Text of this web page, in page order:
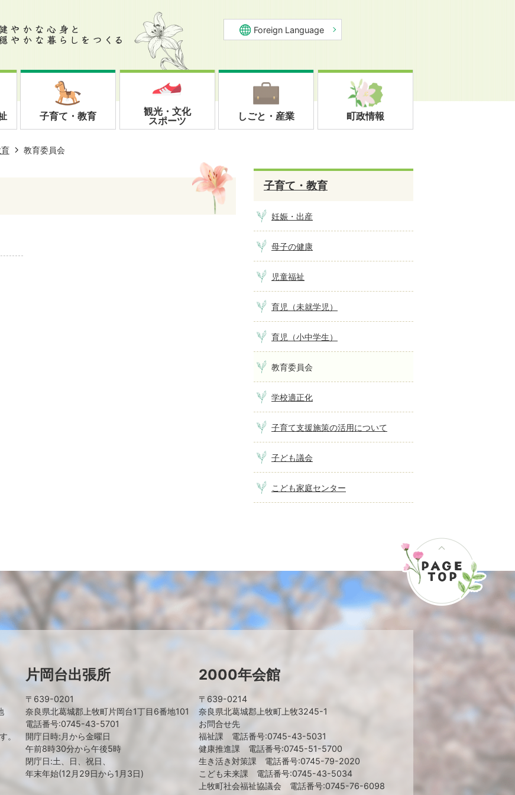
Foreign Language
子育て・教育
観光・文化
スポーツ
しごと・産業 町政情報
教育委員会
子育て・教育
妊娠・出産
母子の健康
児童福祉
育児（未就学児）
育児（小中学生）
教育委員会
学校適正化
子育て支援施策の活用について
子ども議会
こども家庭センター
。
片岡台出張所
〒639-0201
奈良県北葛城郡上牧町片岡台1丁目6番地101
電話番号:0745-43-5701
開庁日時:月から金曜日
午前8時30分から午後5時
閉庁日:土、日、祝日、
年末年始(12月29日から1月3日)
2000年会館
〒639-0214
奈良県北葛城郡上牧町上牧3245-1
お問合せ先
福祉課 電話番号:0745-43-5031
健康推進課 電話番号:0745-51-5700
生き活き対策課 電話番号:0745-79-2020
こども未来課 電話番号:0745-43-5034
上牧町社会福祉協議会 電話番号:0745-76-6098